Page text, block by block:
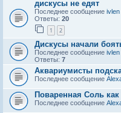
дискусы не едят
Последнее сообщение ivlen
Ответы: 20
1 2
Дискусы начали
Последнее сообщение ivlen
Ответы: 7
Аквариумисты
Последнее сообщение
Поваренная Соль
Последнее сообщение